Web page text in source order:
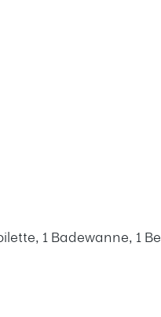
1 Badewanne, 1